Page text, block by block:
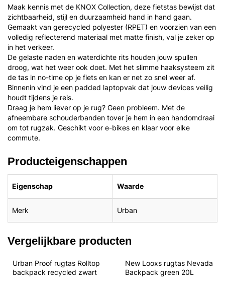
Maak kennis met de KNOX Collection, deze fietstas bewijst dat
zichtbaarheid, stijl en duurzaamheid hand in hand gaan.
Gemaakt van gerecycled polyester (RPET) en voorzien van een
volledig reflecterend materiaal met matte finish, val je zeker op
in het verkeer.
De gelaste naden en waterdichte rits houden jouw spullen
droog, wat het weer ook doet. Met het slimme haaksysteem zit
de tas in no-time op je fiets en kan er net zo snel weer af.
Binnenin vind je een padded laptopvak dat jouw devices veilig
houdt tijdens je reis.
Draag je hem liever op je rug? Geen probleem. Met de
afneembare schouderbanden tover je hem in een handomdraai
om tot rugzak. Geschikt voor e-bikes en klaar voor elke
commute.
Producteigenschappen
Eigenschap Waarde
Merk Urban
Vergelijkbare producten
Urban Proof rugtas Rolltop
backpack recycled zwart
New Looxs rugtas Nevada
Backpack green 20L